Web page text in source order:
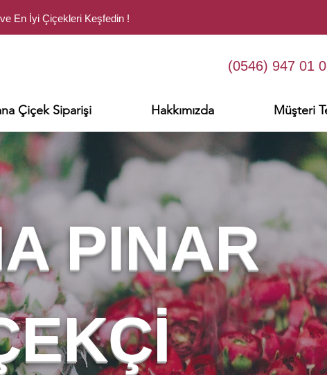
En İyi Çiçekleri Keşfedin !
(0546) 947 01
Çiçek Siparişi Hakkımızda Müşteri
PINAR